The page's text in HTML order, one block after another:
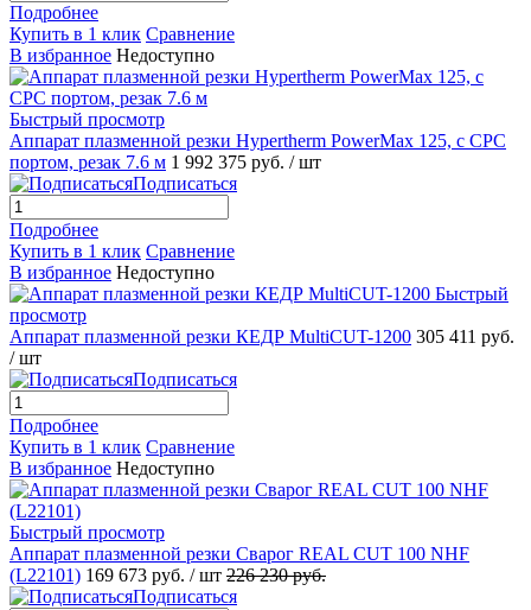
Подробнее
Купить в 1 клик Сравнение
В избранное Недоступно
Быстрый просмотр
Аппарат плазменной резки Hypertherm PowerMax 125, с СРС
портом, резак 7.6 м 1 992 375 руб. / шт
Подписаться
Подробнее
Купить в 1 клик Сравнение
В избранное Недоступно
Быстрый
просмотр
Аппарат плазменной резки КЕДР MultiCUT-1200 305 411 руб.
/ шт
Подписаться
Подробнее
Купить в 1 клик Сравнение
В избранное Недоступно
Быстрый просмотр
Аппарат плазменной резки Сварог REAL CUT 100 NHF
(L22101) 169 673 руб. / шт 226 230 руб.
Подписаться